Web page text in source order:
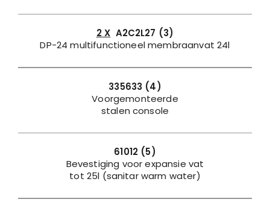
2 X A2C2L27 (3)
DP-24 multifunctioneel membraanvat 24l
335633 (4)
Voorgemonteerde
stalen console
61012 (5)
Bevestiging voor expansie vat
tot 25l (sanitar warm water)